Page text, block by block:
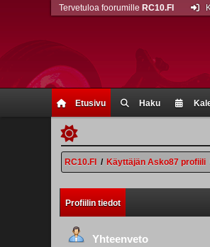
Etusivu Haku
Tervetuloa foorumille RC10.FI
RC10.FI / Käyttäjän Asko87 profiili
Profiilin tiedot
Yhteenveto